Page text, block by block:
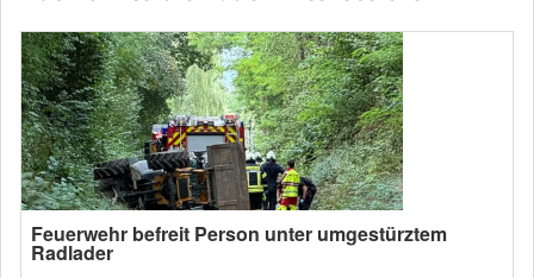
Feuerwehr befreit Person unter umgestürztem
Radlader